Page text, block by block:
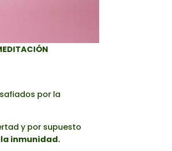
por la
y por supuesto
la inmunidad.